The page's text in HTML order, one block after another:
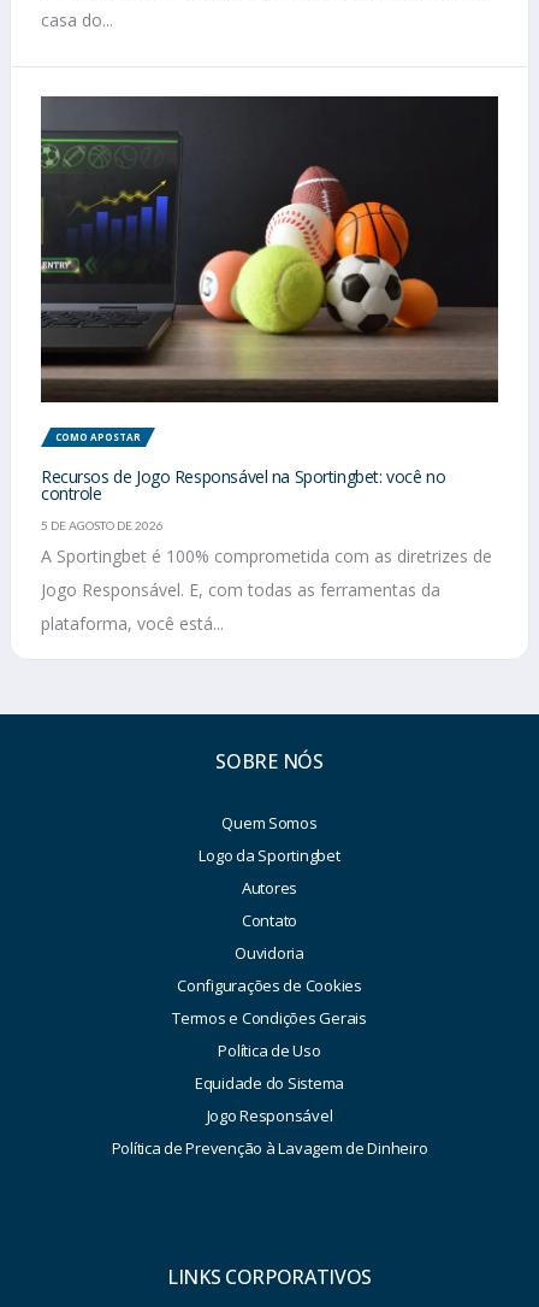
casa do...
COMO APOSTAR
Recursos de Jogo Responsável na Sportingbet: você no
controle
5 DE AGOSTO DE 2026
A Sportingbet é 100% comprometida com as diretrizes de
Jogo Responsável. E, com todas as ferramentas da
plataforma, você está...
SOBRE NÓS
Quem Somos
Logo da Sportingbet
Autores
Contato
Ouvidoria
Configurações de Cookies
Termos e Condições Gerais
Política de Uso
Equidade do Sistema
Jogo Responsável
Política de Prevenção à Lavagem de Dinheiro
LINKS CORPORATIVOS